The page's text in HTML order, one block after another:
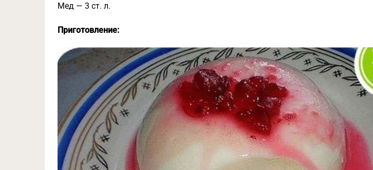
Мед — 3 ст. л.
Приготовление: